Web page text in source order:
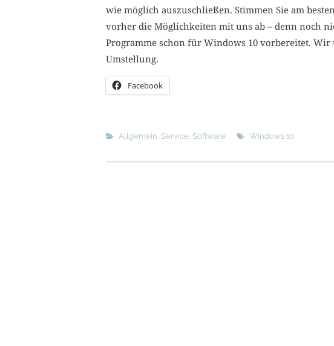
wie möglich auszuschließen. Stimmen Sie am
vorher die Möglichkeiten mit uns ab – denn noch
Programme schon für Windows 10 vorbereitet.
Umstellung.
Facebook
Allgemein, Service, Software Windows 10